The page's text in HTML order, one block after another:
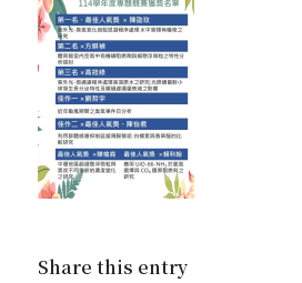
Share this entry